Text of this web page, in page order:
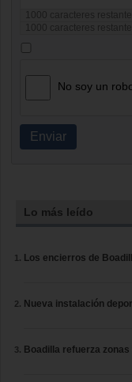
1000
caracteres restantes
1000
caracteres restantes
No soy un
Enviar
Lo más leído
Los encierros de
Nueva instalación
Boadilla refuerza